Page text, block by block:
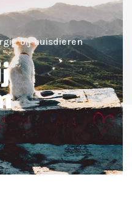
bij huisdieren